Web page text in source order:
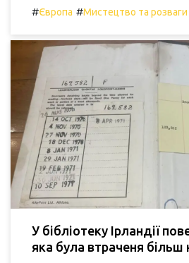
#Європа #Мистецтво та розваги
У бібліотеку Ірландії
яка була втраченя більш